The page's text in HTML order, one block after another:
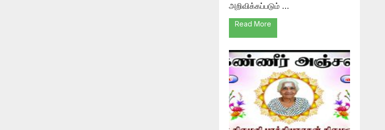
அறிவிக்கப்படும் …
Read More